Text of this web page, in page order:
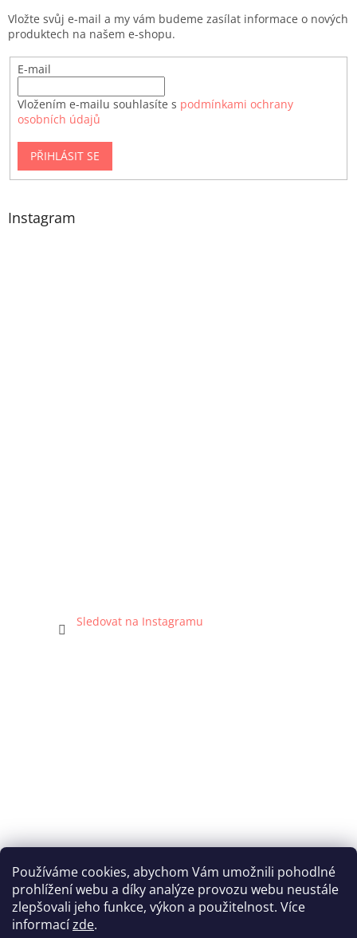
Používáme cookies, abychom Vám umožnili pohodlné
prohlížení webu a díky analýze provozu webu neustále
zlepšovali jeho funkce, výkon a použitelnost. Více
informacízde.
Vložte svůj e-mail a my vám budeme zasílat informace o nových
produktech na našem e-shopu.
E-mail
Vložením e-mailu souhlasíte s podmínkami ochrany
osobních údajů
PŘIHLÁSIT SE
Instagram
Sledovat na Instagramu
Katka Hromasová Foto